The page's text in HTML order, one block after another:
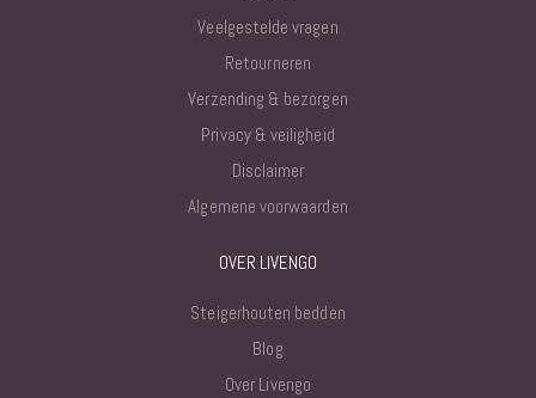
Veelgestelde vragen
Retourneren
Verzending & bezorgen
Privacy & veiligheid
Disclaimer
Algemene voorwaarden
OVER LIVENGO
Steigerhouten bedden
Blog
Over Livengo